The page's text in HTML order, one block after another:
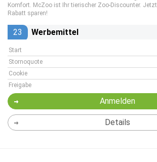
Komfort. McZoo ist Ihr tierischer Zoo-Discounter.
Rabatt sparen!
23 Werbemittel
Start
Stornoquote
Cookie
Freigabe
Anmelden
Details